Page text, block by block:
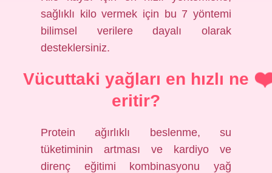
sağlıklı kilo vermek için bu 7 yöntemi
bilimsel verilere dayalı olarak
desteklersiniz.
Vücuttaki yağları en hızlı ne
eritir?
Protein ağırlıklı beslenme, su
tüketiminin artması ve kardiyo ve
direnç eğitimi kombinasyonu yağ